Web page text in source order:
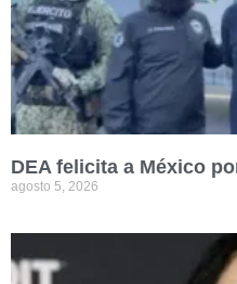
DEA felicita a México
agosto 5, 2026